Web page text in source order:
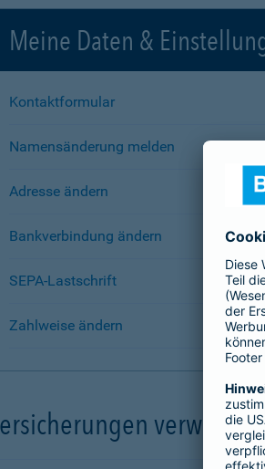
Meine Daten &
Kontaktformular
Namensänderung melden
Adresse ändern
Bankverbindung ändern
SEPA-Lastschrift
Zahlweise ändern
verwalten